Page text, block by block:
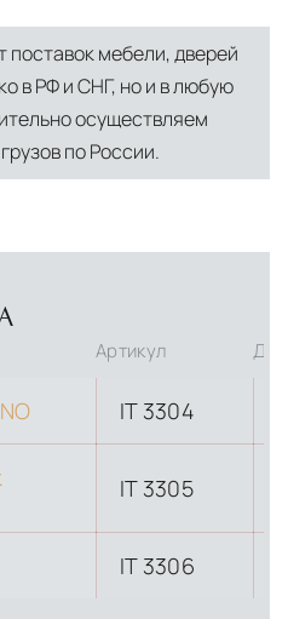
мебели, дверей
в РФ и СНГ, но и в любую
осуществляем
по России.
Артикул
IT 3304
IT 3305
IT 3306